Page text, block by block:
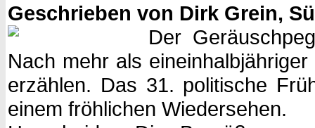
Geschrieben von Dirk Grein,
Der
Nach mehr als
erzählen. Das 31. politische
einem fröhlichen Wiedersehen.